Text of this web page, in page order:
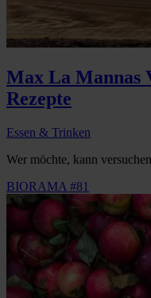
Max La Mannas
Rezepte
Essen & Trinken
Wer möchte, kann
BIORAMA #81